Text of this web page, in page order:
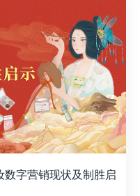
字营销现状及制胜启